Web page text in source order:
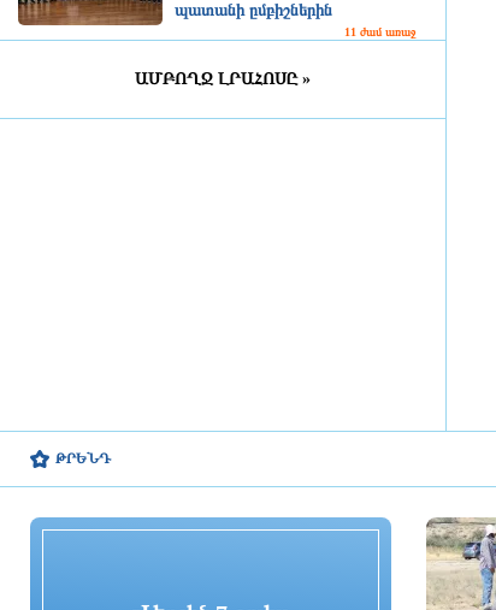
պատանի ըմբիշներին
11 ժամ առաջ
Դատախազությունն
12 ժամ առաջ
ԱՄԲՈՂՋ ԼՐԱՀՈՍԸ »
ԹՐԵՆԴ